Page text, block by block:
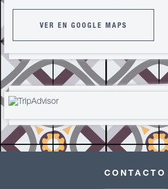
VER EN GOOGLE MAPS
CONTACTO